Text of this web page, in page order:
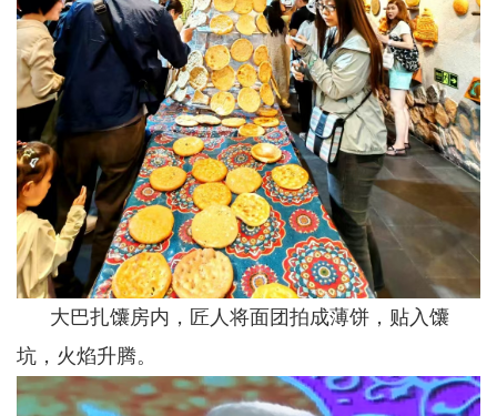
大巴扎馕房内，匠人将面团拍成薄饼，贴入馕
坑，火焰升腾。